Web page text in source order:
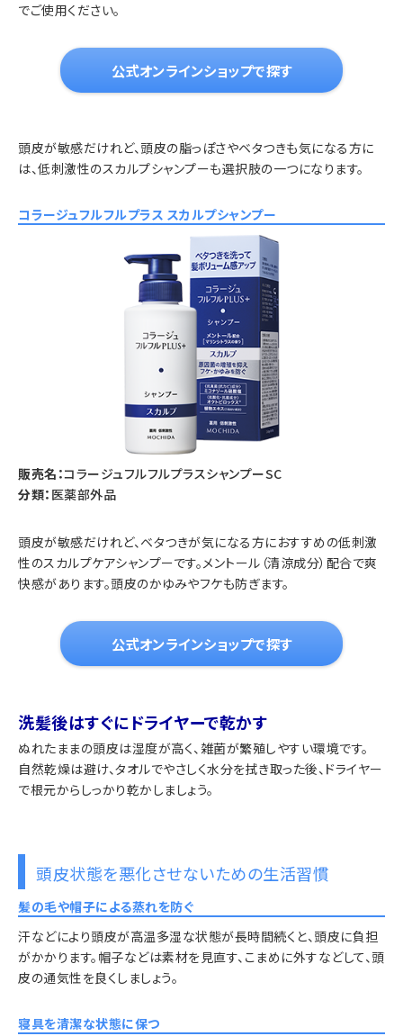
でご使用ください。
公式オンラインショップで探す
頭皮が敏感だけれど、頭皮の脂っぽさやベタつきも気になる方に
は、低刺激性のスカルプシャンプーも選択肢の一つになります。
コラージュフルフルプラス スカルプシャンプー
販売名：コラージュフルフルプラスシャンプーSC
分類： 医薬部外品
頭皮が敏感だけれど、ベタつきが気になる方におすすめの低刺激
性のスカルプケアシャンプーです。メントール（清涼成分）配合で爽
快感があります。頭皮のかゆみやフケも防ぎます。
公式オンラインショップで探す
洗髪後はすぐにドライヤーで乾かす
ぬれたままの頭皮は湿度が高く、雑菌が繁殖しやすい環境です。
自然乾燥は避け、タオルでやさしく水分を拭き取った後、ドライヤー
で根元からしっかり乾かしましょう。
頭皮状態を悪化させないための生活習慣
髪の毛や帽子による蒸れを防ぐ
汗などにより頭皮が高温多湿な状態が長時間続くと、頭皮に負担
がかかります。帽子などは素材を見直す、こまめに外すなどして、頭
皮の通気性を良くしましょう。
寝具を清潔な状態に保つ